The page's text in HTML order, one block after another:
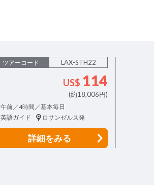
ツアーコード LAX-STH22
US$ 114
(約18,006円)
午前／4時間／基本毎日
英語ガイド
ロサンゼルス発
詳細をみる